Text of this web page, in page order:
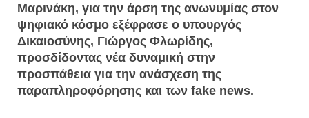
Μαρινάκη, για την άρση της ανωνυμίας στον
ψηφιακό κόσμο εξέφρασε ο υπουργός
Δικαιοσύνης, Γιώργος Φλωρίδης,
προσδίδοντας νέα δυναμική στην
προσπάθεια για την ανάσχεση της
παραπληροφόρησης και των fake news.